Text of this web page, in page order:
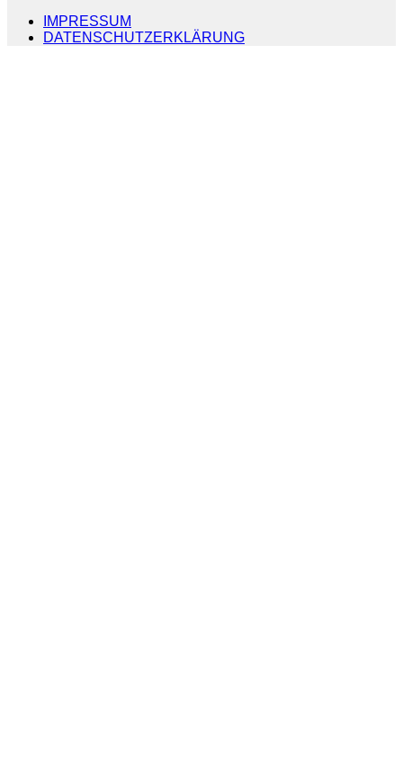
IMPRESSUM
DATENSCHUTZERKLÄRUNG